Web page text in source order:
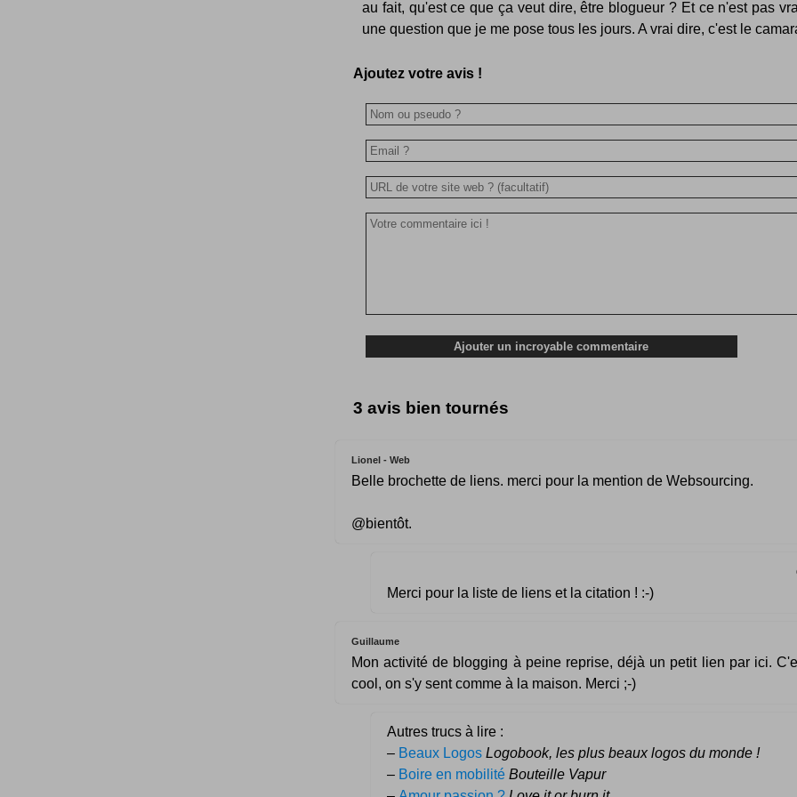
au fait, qu'est ce que ça veut dire, être blogueur ? Et ce n'est pas
une question que je me pose tous les jours. A vrai dire, c'est le
Ajoutez votre avis !
3 avis bien tournés
Lionel - Web
Belle brochette de liens. merci pour la mention de Websourcing.
@bientôt.
Merci pour la liste de liens et la citation ! :-)
Guillaume
Mon activité de blogging à peine reprise, déjà un petit lien par ici.
cool, on s'y sent comme à la maison. Merci ;-)
Autres trucs à lire :
– Beaux Logos Logobook, les plus beaux logos du monde !
– Boire en mobilité Bouteille Vapur